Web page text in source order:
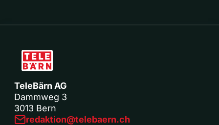
TeleBärn AG
Dammweg 3
3013 Bern
redaktion@telebaern.ch